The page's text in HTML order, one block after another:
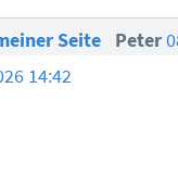
Seite Peter
14:42